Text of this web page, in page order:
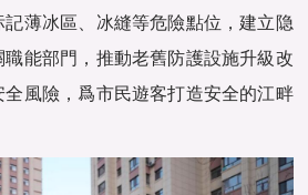
薄冰區、冰縫等危險點位，建立隐
能部門，推動老舊防護設施升級改
風險，爲市民遊客打造安全的江畔